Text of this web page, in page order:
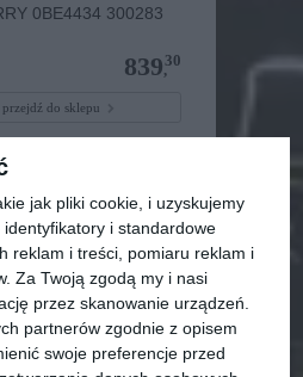
jak pliki cookie, i uzyskujemy
i standardowe
reklam i treści, pomiaru reklam i
Za Twoją zgodą my i nasi
przez skanowanie urządzeń.
partnerów zgodnie z opisem
swoje preferencje przed
0BE4434 300283
839,
30
przejdź do sklepu